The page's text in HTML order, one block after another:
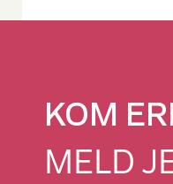
KOM
MELD